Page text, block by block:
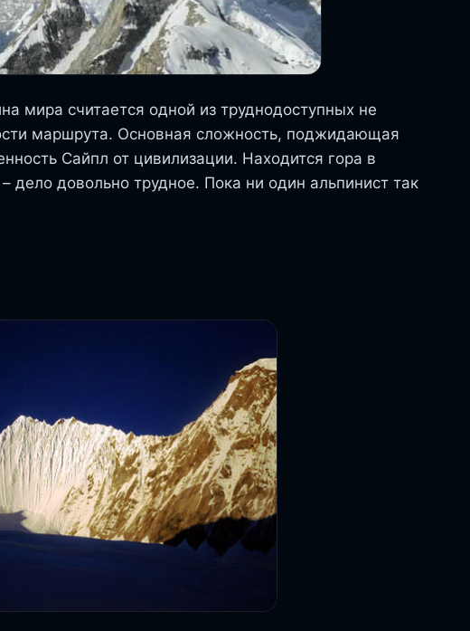
мира считается одной из труднодоступных не
маршрута. Основная сложность, поджидающая
Сайпл от цивилизации. Находится гора в
дело довольно трудное. Пока ни один альпинист так